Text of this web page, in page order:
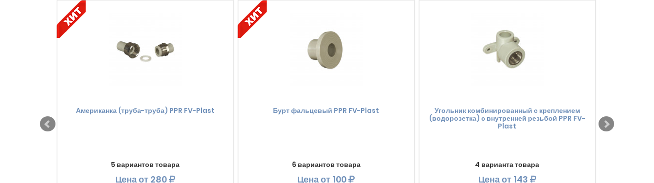
Американка (труба-труба) PPR FV-Plast
5 вариантов товара
Ценаот 280
Бурт фальцевый PPR FV-Plast
6 вариантов товара
Ценаот 100
Угольник комбинированный с креплением
(водорозетка) с внутренней резьбой PPR FV-
Plast
4 варианта товара
Ценаот 143